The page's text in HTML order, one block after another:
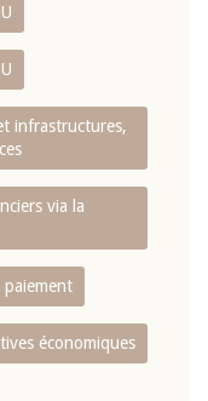
infrastructures,
via la
paiement
économiques